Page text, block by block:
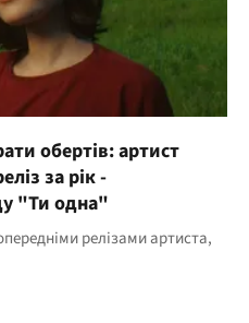
обертів: артист
за рік -
"Ти одна"
релізами артиста,